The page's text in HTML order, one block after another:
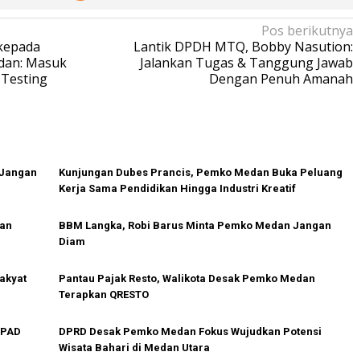
Masuk
Testing
Pos berikutnya
Lantik DPDH MTQ, Bobby Nasution:
Jalankan Tugas & Tanggung Jawab
Dengan Penuh Amanah
Kunjungan Dubes Prancis, Pemko Medan Buka Peluang
Kerja Sama Pendidikan Hingga Industri Kreatif
BBM Langka, Robi Barus Minta Pemko Medan Jangan
Diam
Pantau Pajak Resto, Walikota Desak Pemko Medan
Terapkan QRESTO
DPRD Desak Pemko Medan Fokus Wujudkan Potensi
Wisata Bahari di Medan Utara